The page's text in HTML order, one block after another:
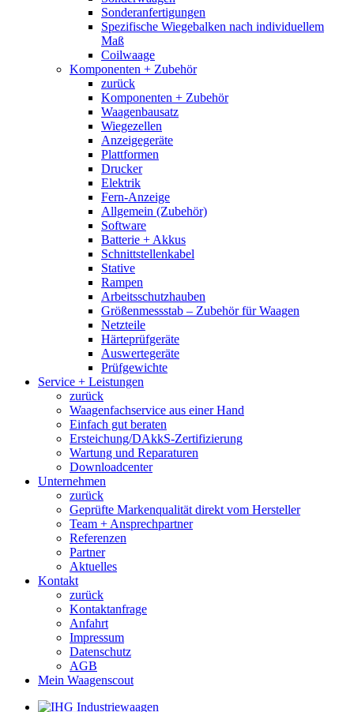
Sonderanfertigungen
Spezifische Wiegebalken nach individuellem
Maß
Coilwaage
Komponenten + Zubehör
zurück
Komponenten + Zubehör
Waagenbausatz
Wiegezellen
Anzeigegeräte
Plattformen
Drucker
Elektrik
Fern-Anzeige
Allgemein (Zubehör)
Software
Batterie + Akkus
Schnittstellenkabel
Stative
Rampen
Arbeitsschutzhauben
Größenmessstab – Zubehör für Waagen
Netzteile
Härteprüfgeräte
Auswertegeräte
Prüfgewichte
Service + Leistungen
zurück
Waagenfachservice aus einer Hand
Einfach gut beraten
Ersteichung/DAkkS-Zertifizierung
Wartung und Reparaturen
Downloadcenter
Unternehmen
zurück
Geprüfte Markenqualität direkt vom Hersteller
Team + Ansprechpartner
Referenzen
Partner
Aktuelles
Kontakt
zurück
Kontaktanfrage
Anfahrt
Impressum
Datenschutz
AGB
Mein Waagenscout